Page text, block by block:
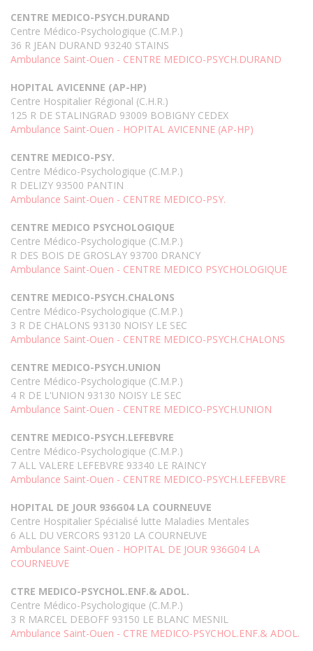
CENTRE MEDICO-PSYCH.DURAND
Centre Médico-Psychologique (C.M.P.)
36 R JEAN DURAND 93240 STAINS
Ambulance Saint-Ouen - CENTRE MEDICO-PSYCH.DURAND
HOPITAL AVICENNE (AP-HP)
Centre Hospitalier Régional (C.H.R.)
125 R DE STALINGRAD 93009 BOBIGNY CEDEX
Ambulance Saint-Ouen - HOPITAL AVICENNE (AP-HP)
CENTRE MEDICO-PSY.
Centre Médico-Psychologique (C.M.P.)
R DELIZY 93500 PANTIN
Ambulance Saint-Ouen - CENTRE MEDICO-PSY.
CENTRE MEDICO PSYCHOLOGIQUE
Centre Médico-Psychologique (C.M.P.)
R DES BOIS DE GROSLAY 93700 DRANCY
Ambulance Saint-Ouen - CENTRE MEDICO PSYCHOLOGIQUE
CENTRE MEDICO-PSYCH.CHALONS
Centre Médico-Psychologique (C.M.P.)
3 R DE CHALONS 93130 NOISY LE SEC
Ambulance Saint-Ouen - CENTRE MEDICO-PSYCH.CHALONS
CENTRE MEDICO-PSYCH.UNION
Centre Médico-Psychologique (C.M.P.)
4 R DE L'UNION 93130 NOISY LE SEC
Ambulance Saint-Ouen - CENTRE MEDICO-PSYCH.UNION
CENTRE MEDICO-PSYCH.LEFEBVRE
Centre Médico-Psychologique (C.M.P.)
7 ALL VALERE LEFEBVRE 93340 LE RAINCY
Ambulance Saint-Ouen - CENTRE MEDICO-PSYCH.LEFEBVRE
HOPITAL DE JOUR 936G04 LA COURNEUVE
Centre Hospitalier Spécialisé lutte Maladies Mentales
6 ALL DU VERCORS 93120 LA COURNEUVE
Ambulance Saint-Ouen - HOPITAL DE JOUR 936G04 LA
COURNEUVE
CTRE MEDICO-PSYCHOL.ENF.& ADOL.
Centre Médico-Psychologique (C.M.P.)
3 R MARCEL DEBOFF 93150 LE BLANC MESNIL
Ambulance Saint-Ouen - CTRE MEDICO-PSYCHOL.ENF.& ADOL.